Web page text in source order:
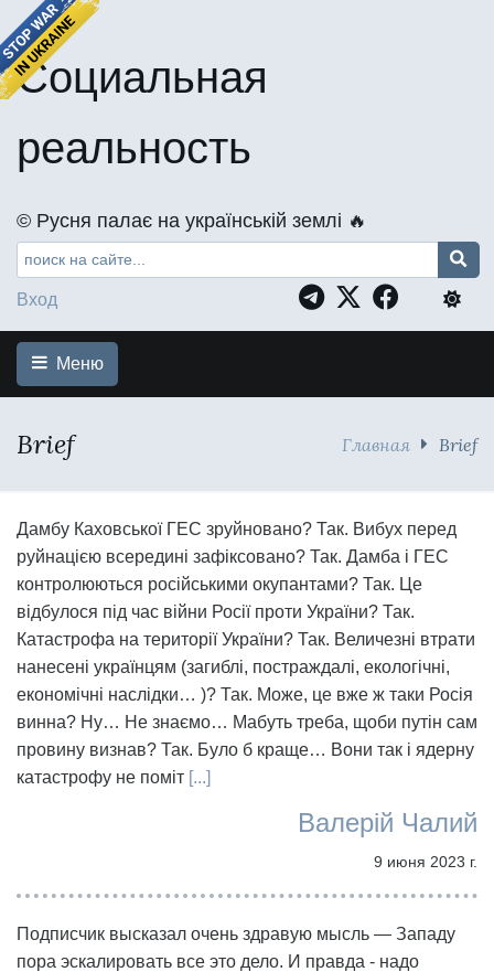
Социальная
реальность
©️ Русня палає на українській землі 🔥
Вход
Меню
Brief Главная Brief
Дамбу Каховської ГЕС зруйновано? Так. Вибух перед
руйнацією всередині зафіксовано? Так. Дамба і ГЕС
контролюються російськими окупантами? Так. Це
відбулося під час війни Росії проти України? Так.
Катастрофа на території України? Так. Величезні втрати
нанесені українцям (загиблі, постраждалі, екологічні,
економічні наслідки… )? Так. Може, це вже ж таки Росія
винна? Ну… Не знаємо… Мабуть треба, щоби путін сам
провину визнав? Так. Було б краще… Вони так і ядерну
катастрофу не поміт [...]
Валерій Чалий
9 июня 2023 г.
Подписчик высказал очень здравую мысль — Западу
пора эскалировать все это дело. И правда - надо